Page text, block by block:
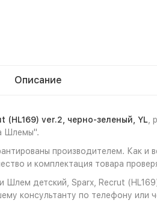
Описание
ver.2, черно-зеленый, YL ,
Шлемы".
производителем. Как
и комплектация товара
Шлем детский, Sparx, Recrut
консультанту по телефону или